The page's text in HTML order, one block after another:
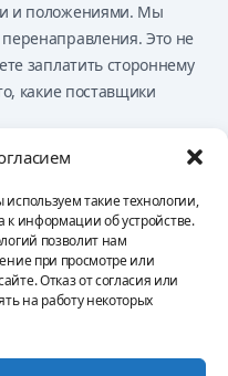
такие технологии,
к информации об устройстве.
позволит нам
при просмотре или
Отказ от согласия или
на работу некоторых
и положениями. Мы
Это не
заплатить стороннему
какие поставщики
совет, юридический
по покупке,
финансовым продуктом.
за свои